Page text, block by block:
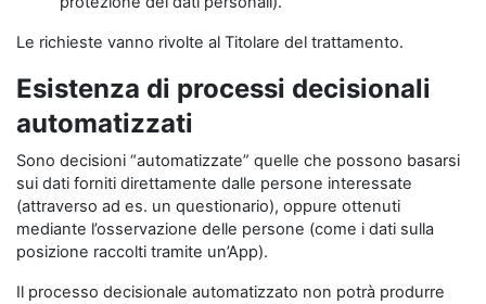
Le richieste vanno rivolte al Titolare del trattamento.
Esistenza di processi decisionali
automatizzati
Sono decisioni “automatizzate” quelle che possono basarsi
sui dati forniti direttamente dalle persone interessate
(attraverso ad es. un questionario), oppure ottenuti
mediante l’osservazione delle persone (come i dati sulla
posizione raccolti tramite un’App).
Il processo decisionale automatizzato non potrà produrre